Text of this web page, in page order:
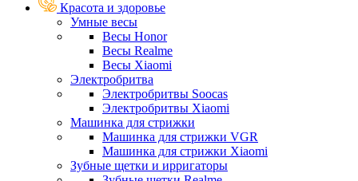
Красота и здоровье
Умные весы
Весы Honor
Весы Realme
Весы Xiaomi
Электробритва
Электробритвы Soocas
Электробритвы Xiaomi
Машинка для стрижки
Машинка для стрижки VGR
Машинка для стрижки Xiaomi
Зубные щетки и ирригаторы